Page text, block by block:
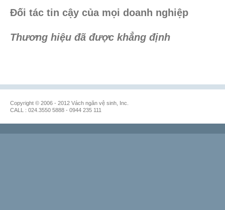
Đối tác tin cậy của mọi doanh nghiệp
Thương hiệu đã được khẳng định
Copyright © 2006 - 2012 Vách ngăn vệ sinh, Inc.
CALL : 024.3550 5888 - 0944 235 111